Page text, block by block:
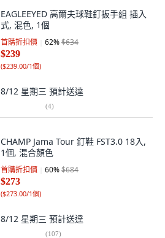
EAGLEEYED 高爾夫球鞋釘扳手組 插入
式, 混色, 1個
首購折扣價 62%$634
$239
($239.00/1個)
8/12 星期三 預計送達
(4)
CHAMP Jama Tour 釘鞋 FST3.0 18入,
1個, 混合顏色
首購折扣價 60%$684
$273
($273.00/1個)
8/12 星期三 預計送達
(107)